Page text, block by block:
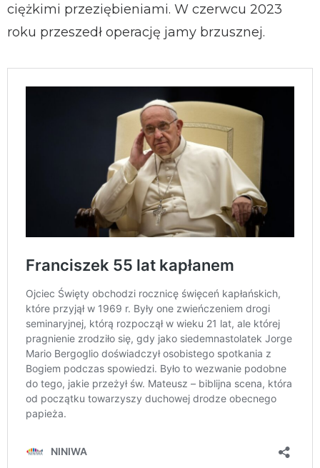
ciężkimi przeziębieniami. W czerwcu 2023
roku przeszedł operację jamy brzusznej.